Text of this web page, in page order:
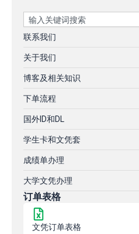
Search
联系我们
关于我们
博客及相关知识
下单流程
国外ID和DL
学生卡和文凭套
成绩单办理
大学文凭办理
订单表格
文凭订单表格